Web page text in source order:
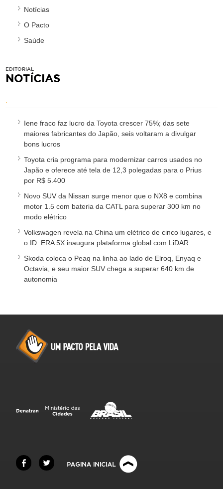
Notícias
O Pacto
Saúde
EDITORIAL
NOTÍCIAS
.
Iene fraco faz lucro da Toyota crescer 75%; das sete
maiores fabricantes do Japão, seis voltaram a divulgar
bons lucros
Toyota cria programa para modernizar carros usados no
Japão e oferece até tela de 12,3 polegadas para o Prius
por R$ 5.400
Novo SUV da Nissan surge menor que o NX8 e combina
motor 1.5 com bateria da CATL para superar 300 km no
modo elétrico
Volkswagen revela na China um elétrico de cinco lugares, e
o ID. ERA 5X inaugura plataforma global com LiDAR
Skoda coloca o Peaq na linha ao lado de Elroq, Enyaq e
Octavia, e seu maior SUV chega a superar 640 km de
autonomia